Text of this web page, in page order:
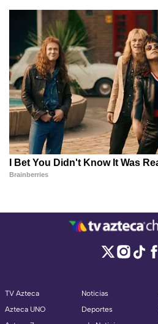
TV Azteca
Azteca UNO
Noticias
Deportes